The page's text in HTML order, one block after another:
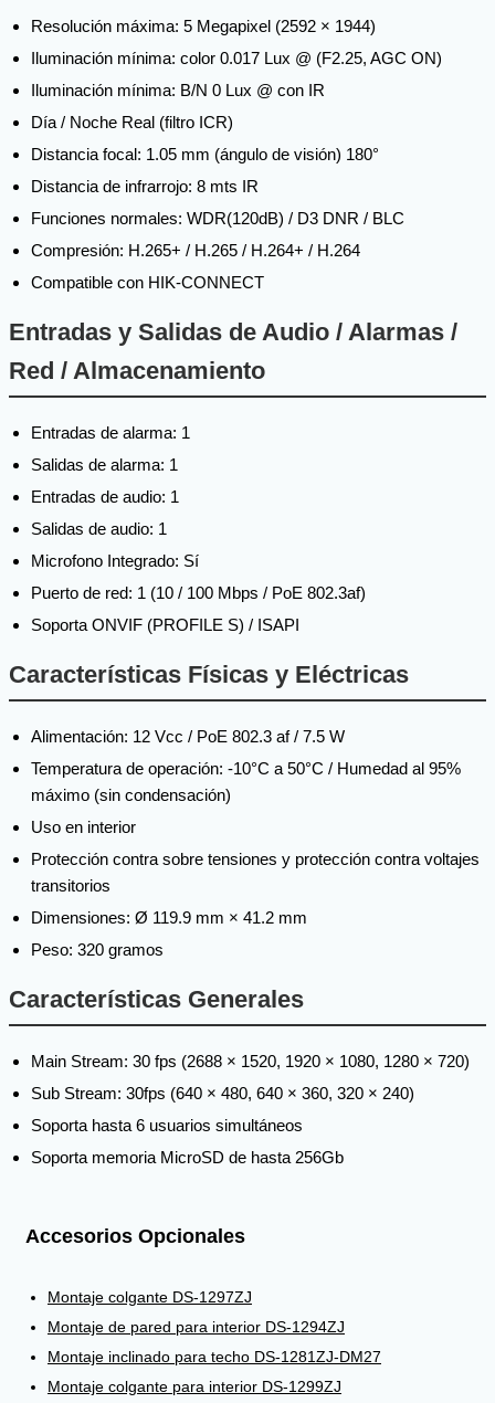
Resolución máxima: 5 Megapixel (2592 × 1944)
Iluminación mínima: color 0.017 Lux @ (F2.25, AGC ON)
Iluminación mínima: B/N 0 Lux @ con IR
Día / Noche Real (filtro ICR)
Distancia focal: 1.05 mm (ángulo de visión) 180°
Distancia de infrarrojo: 8 mts IR
Funciones normales: WDR(120dB) / D3 DNR / BLC
Compresión: H.265+ / H.265 / H.264+ / H.264
Compatible con HIK-CONNECT
Entradas y Salidas de Audio / Alarmas /
Red / Almacenamiento
Entradas de alarma: 1
Salidas de alarma: 1
Entradas de audio: 1
Salidas de audio: 1
Microfono Integrado: Sí
Puerto de red: 1 (10 / 100 Mbps / PoE 802.3af)
Soporta ONVIF (PROFILE S) / ISAPI
Características Físicas y Eléctricas
Alimentación: 12 Vcc / PoE 802.3 af / 7.5 W
Temperatura de operación: -10°C a 50°C / Humedad al 95%
máximo (sin condensación)
Uso en interior
Protección contra sobre tensiones y protección contra voltajes
transitorios
Dimensiones: Ø 119.9 mm × 41.2 mm
Peso: 320 gramos
Características Generales
Main Stream: 30 fps (2688 × 1520, 1920 × 1080, 1280 × 720)
Sub Stream: 30fps (640 × 480, 640 × 360, 320 × 240)
Soporta hasta 6 usuarios simultáneos
Soporta memoria MicroSD de hasta 256Gb
Accesorios Opcionales
Montaje colgante DS-1297ZJ
Montaje de pared para interior DS-1294ZJ
Montaje inclinado para techo DS-1281ZJ-DM27
Montaje colgante para interior DS-1299ZJ